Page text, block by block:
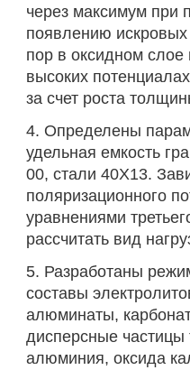
через максимум при
появлению
пор в оксидном
высоких
за счет роста
4. Определены
удельная емкость
00, стали 40X13.
поляризационного
уравнениями
рассчитать вид
5. Разработаны
составы
алюминаты,
дисперсные частицы
алюминия, оксида